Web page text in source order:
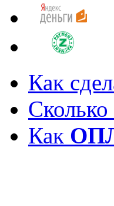
Как
Сколько
Как